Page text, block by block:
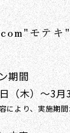
モテキ
期間
（木）～3月
により、実施期